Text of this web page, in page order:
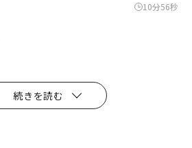
10分56秒
続きを読む